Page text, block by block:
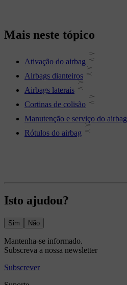
Mais neste tópico
Ativação do airbag
Airbags dianteiros
Airbags laterais
Cortinas de colisão
Manutenção e serviço do airbag
Rótulos do airbag
Isto ajudou?
Sim Não